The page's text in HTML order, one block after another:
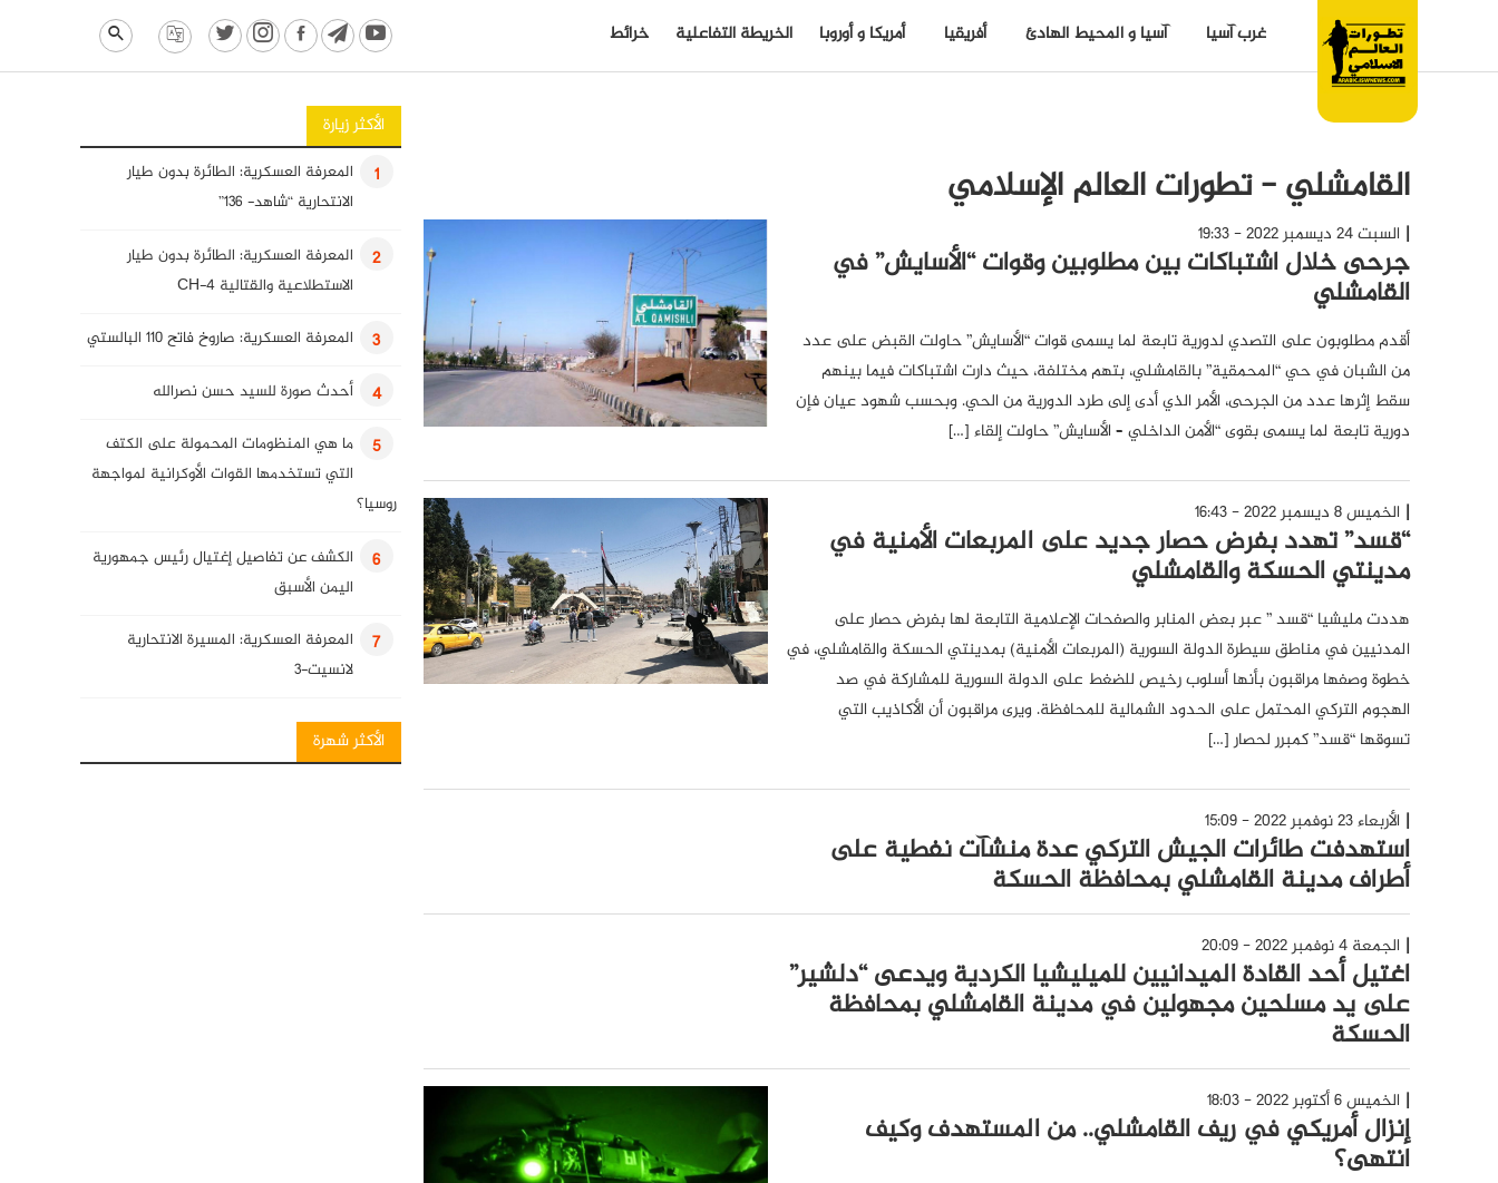
غرب آسيا آسيا و المحيط الهادئ أفريقيا أمريكا و أوروبا الخريطة التفاعلية خرائط
القامشلي - تطورات العالم الإسلامي
السبت 24 ديسمبر 2022 - 19:33
جرحى خلال اشتباكات بين مطلوبين وقوات “الأسايش” في
القامشلي
أقدم مطلوبون على التصدي لدورية تابعة لما يسمى قوات “الأسايش” حاولت القبض على عدد
من الشبان في حي “المحمقية” بالقامشلي، بتهم مختلفة، حيث دارت اشتباكات فيما بينهم
سقط إثرها عدد من الجرحى، الأمر الذي أدى إلى طرد الدورية من الحي. وبحسب شهود عيان فإن
دورية تابعة لما يسمى بقوى “الأمن الداخلي – الأسايش” حاولت إلقاء […]
الخميس 8 ديسمبر 2022 - 16:43
“قسد” تهدد بفرض حصار جديد على المربعات الأمنية في
مدينتي الحسكة والقامشلي
هددت مليشيا “قسد ” عبر بعض المنابر والصفحات الإعلامية التابعة لها بفرض حصار على
المدنيين في مناطق سيطرة الدولة السورية (المربعات الأمنية) بمدينتي الحسكة والقامشلي، في
خطوة وصفها مراقبون بأنها أسلوب رخيص للضغط على الدولة السورية للمشاركة في صد
الهجوم التركي المحتمل على الحدود الشمالية للمحافظة. ويرى مراقبون أن الأكاذيب التي
تسوقها “قسد” كمبرر لحصار […]
الأربعاء 23 نوفمبر 2022 - 15:09
استهدفت طائرات الجيش التركي عدة منشآت نفطية على
أطراف مدينة القامشلي بمحافظة الحسكة
الجمعة 4 نوفمبر 2022 - 20:09
اغتيل أحد القادة الميدانيين للميليشيا الكردية ويدعى “دلشير”
على يد مسلحين مجهولين في مدينة القامشلي بمحافظة
الحسكة
الخميس 6 أكتوبر 2022 - 18:03
إنزال أمريكي في ريف القامشلي.. من المستهدف وكيف
انتهى؟
الأكثر زيارة
1
المعرفة العسكرية: الطائرة بدون طيار
الانتحارية “شاهد- 136”
2
المعرفة العسكرية: الطائرة بدون طيار
الاستطلاعية والقتالية CH-4
3 المعرفة العسكرية: صاروخ فاتح 110 البالستي
4 أحدث صورة للسيد حسن نصرالله
5
ما هي المنظومات المحمولة على الكتف
التي تستخدمها القوات الأوكرانية لمواجهة
روسيا؟
6
الكشف عن تفاصيل إغتيال رئيس جمهورية
اليمن الأسبق
7
المعرفة العسكرية: المسيرة الانتحارية
لانسيت-3
8 انفوغرافيك: فصائل المقاومة العراقية
الأكثر شهرة